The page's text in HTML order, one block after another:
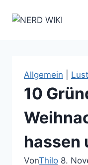
Inhalt
Allgemein
10
hassen
VonThilo 8.